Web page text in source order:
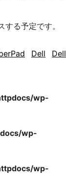
る予定です。
Dell
Dell
wp-
wp-
wp-